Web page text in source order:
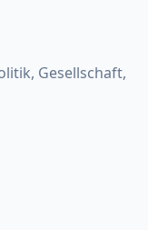
Gesellschaft,